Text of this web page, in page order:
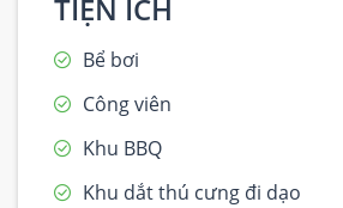
TIỆN ÍCH
Bể bơi
Công viên
Khu BBQ
Khu dắt thú cưng đi dạo